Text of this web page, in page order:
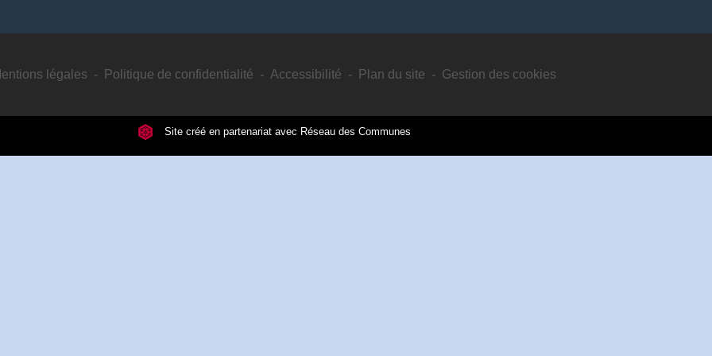
légales - Politique de confidentialité - Accessibilité - Plan du site - Gestion des cookies
Site créé en partenariat avec Réseau des Communes